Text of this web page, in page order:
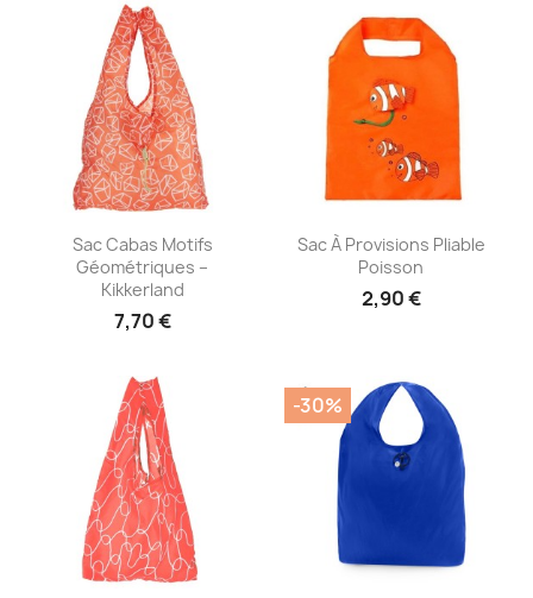
Aperçu rapide
Sac Cabas Motifs
Géométriques –
Kikkerland
7,70 €
Aperçu rapide
Sac À Provisions Pliable
Poisson
2,90 €
-30%